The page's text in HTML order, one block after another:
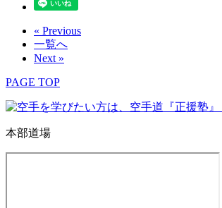
« Previous
一覧へ
Next »
PAGE TOP
本部道場